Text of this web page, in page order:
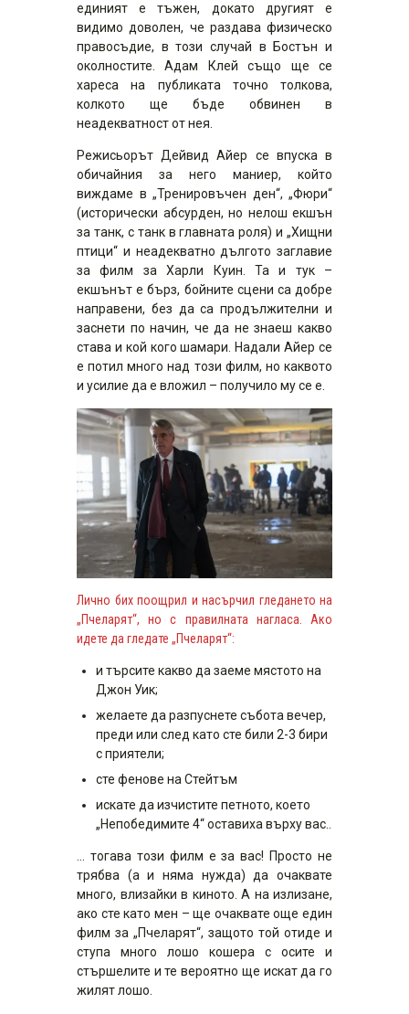
единият е тъжен, докато другият е
видимо доволен, че раздава физическо
правосъдие, в този случай в Бостън и
околностите. Адам Клей също ще се
хареса на публиката точно толкова,
колкото ще бъде обвинен в
неадекватност от нея.
Режисьорът Дейвид Айер се впуска в
обичайния за него маниер, който
виждаме в „Тренировъчен ден“, „Фюри“
(исторически абсурден, но нелош екшън
за танк, с танк в главната роля) и „Хищни
птици“ и неадекватно дългото заглавие
за филм за Харли Куин. Та и тук –
екшънът е бърз, бойните сцени са добре
направени, без да са продължителни и
заснети по начин, че да не знаеш какво
става и кой кого шамари. Надали Айер се
е потил много над този филм, но каквото
и усилие да е вложил – получило му се е.
Лично бих поощрил и насърчил гледането на
„Пчеларят“, но с правилната нагласа.
Ако
идете да гледате „Пчеларят“:
и търсите какво да заеме мястото на
Джон Уик;
желаете да разпуснете събота вечер,
преди или след като сте били 2-3 бири
с приятели;
сте фенове на Стейтъм
искате да изчистите петното, което
„Непобедимите 4“ оставиха върху вас..
… тогава този филм е за вас! Просто не
трябва (а и няма нужда) да очаквате
много, влизайки в киното. А на излизане,
ако сте като мен – ще очаквате още един
филм за „Пчеларят“, защото той отиде и
ступа много лошо кошера с осите и
стършелите и те вероятно ще искат да го
жилят лошо.